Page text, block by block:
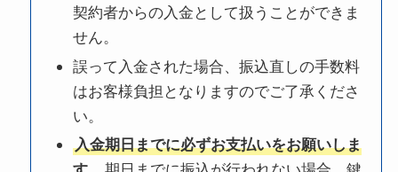
契約者からの入金として扱うことができま
せん。
誤って入金された場合、振込直しの手数料
はお客様負担となりますのでご了承くださ
い。
入金期日までに必ずお支払いをお願いしま